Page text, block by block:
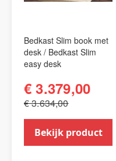
Bedkast Slim book met
desk / Bedkast Slim
easy desk
€ 3.379,00
€ 3.634,00
Bekijk product